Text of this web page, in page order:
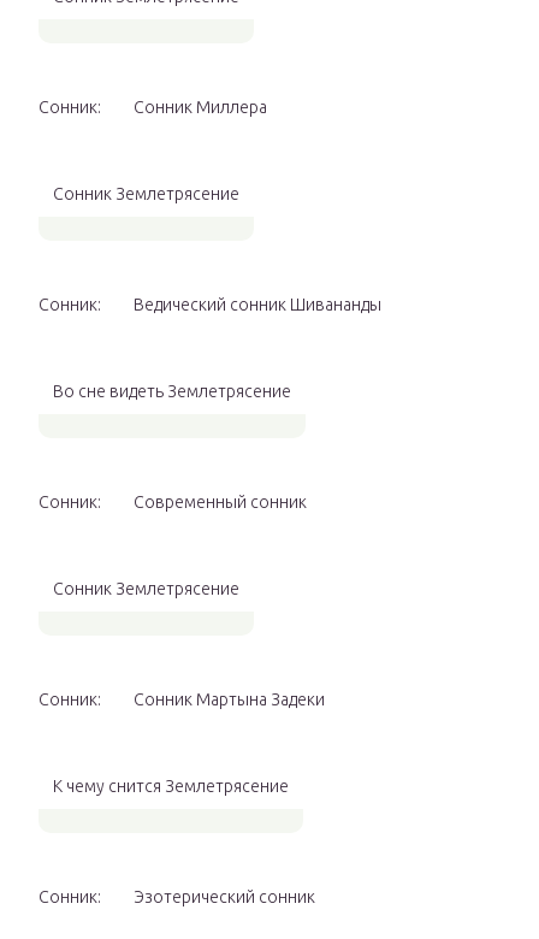
Сонник: Сонник Миллера
Сонник Землетрясение
Сонник: Ведический сонник Шивананды
Во сне видеть Землетрясение
Сонник: Современный сонник
Сонник Землетрясение
Сонник: Сонник Мартына Задеки
К чему снится Землетрясение
Сонник: Эзотерический сонник